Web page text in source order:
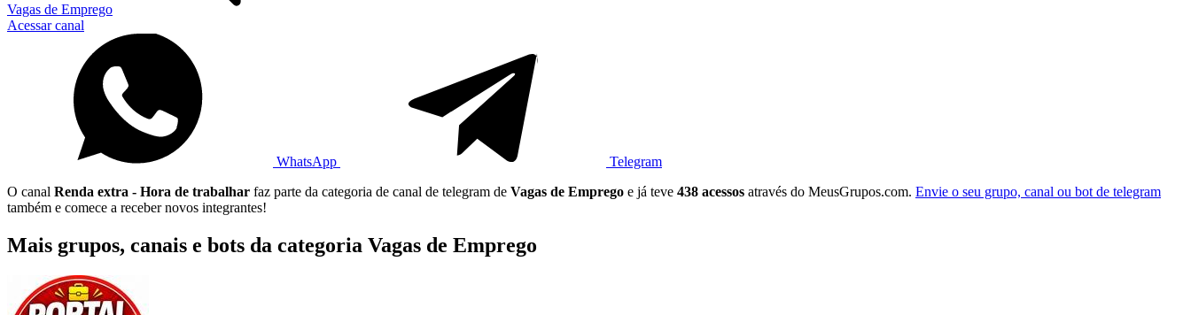
Vagas de Emprego
Acessar canal
WhatsApp
Telegram
O canal Renda extra - Hora de trabalhar faz parte da categoria de canal de telegram de Vagas de Emprego e já teve 438 acessos através do MeusGrupos.com. Envie o seu grupo, canal ou bot de telegram
também e comece a receber novos integrantes!
Mais grupos, canais e bots da categoria Vagas de Emprego